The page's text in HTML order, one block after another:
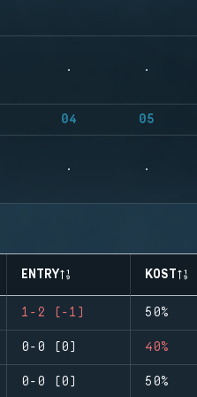
04 05
ENTRY KOST
1-2 (-1) 50%
0-0 (0) 40%
0-0 (0) 50%